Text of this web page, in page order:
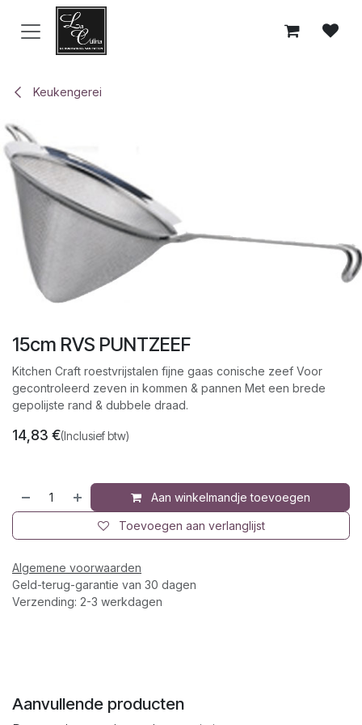
Overslaan naar inhoud
Keukengerei
15cm RVS PUNTZEEF
Kitchen Craft roestvrijstalen fijne gaas conische zeef Voor
gecontroleerd zeven in kommen & pannen Met een brede
gepolijste rand & dubbele draad.
14,83 €(Inclusief btw)
Aan winkelmandje toevoegen
Toevoegen aan verlanglijst
Algemene voorwaarden
Geld-terug-garantie van 30 dagen
Verzending: 2-3 werkdagen
Aanvullende producten